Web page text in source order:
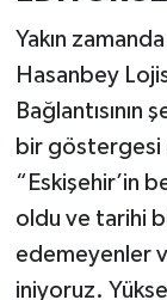
Yakın
Hasanbey
Bağlantısının
bir göstergesi
“Eskişehir’in
oldu ve tarihi
edemeyenler
iniyoruz.